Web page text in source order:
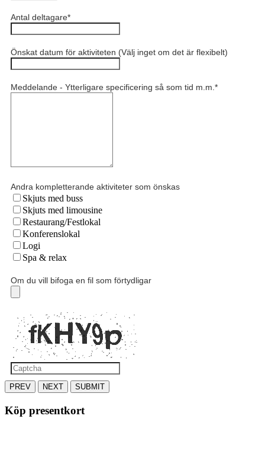
Antal deltagare*
Önskat datum för aktiviteten (Välj inget om det är flexibelt)
Meddelande - Ytterligare specificering så som tid m.m. *
Andra kompletterande aktiviteter som önskas
Skjuts med buss
Skjuts med limousine
Restaurang/Festlokal
Konferenslokal
Logi
Spa & relax
Om du vill bifoga en fil som förtydligar
PREV NEXT SUBMIT
Köp presentkort